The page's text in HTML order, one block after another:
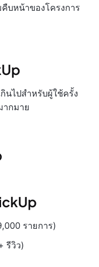
บหน้าของโครงการ
นไปสำหรับผู้ใช้ครั้ง
กมาย
รายการ)
รีวิว)